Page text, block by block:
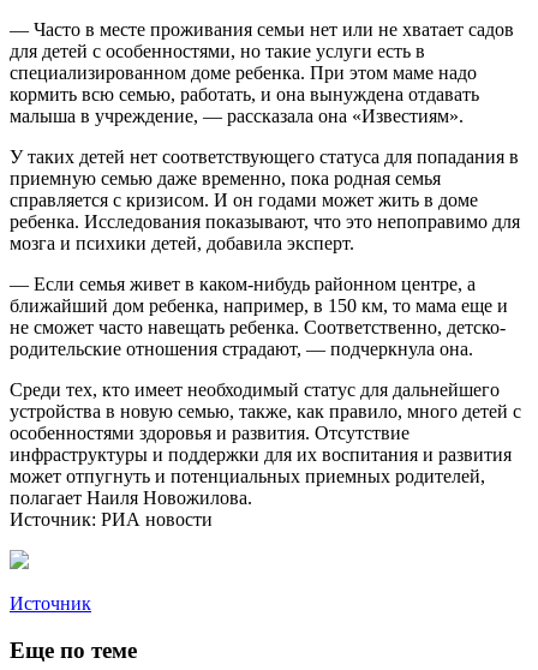
— Часто в месте проживания семьи нет или не хватает садов
для детей с особенностями, но такие услуги есть в
специализированном доме ребенка. При этом маме надо
кормить всю семью, работать, и она вынуждена отдавать
малыша в учреждение, — рассказала она «Известиям».
У таких детей нет соответствующего статуса для попадания в
приемную семью даже временно, пока родная семья
справляется с кризисом. И он годами может жить в доме
ребенка. Исследования показывают, что это непоправимо для
мозга и психики детей, добавила эксперт.
— Если семья живет в каком-нибудь районном центре, а
ближайший дом ребенка, например, в 150 км, то мама еще и
не сможет часто навещать ребенка. Соответственно, детско-
родительские отношения страдают, — подчеркнула она.
Среди тех, кто имеет необходимый статус для дальнейшего
устройства в новую семью, также, как правило, много детей с
особенностями здоровья и развития. Отсутствие
инфраструктуры и поддержки для их воспитания и развития
может отпугнуть и потенциальных приемных родителей,
полагает Наиля Новожилова.
Источник: РИА новости
Источник
Еще по теме